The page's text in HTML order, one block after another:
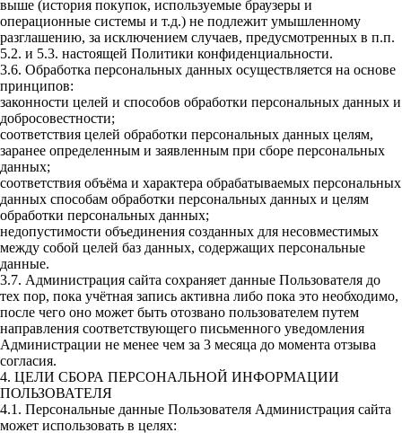
выше (история покупок, используемые браузеры и
операционные системы и т.д.) не подлежит умышленному
разглашению, за исключением случаев, предусмотренных в п.п.
5.2. и 5.3. настоящей Политики конфиденциальности.
3.6. Обработка персональных данных осуществляется на основе
принципов:
законности целей и способов обработки персональных данных и
добросовестности;
соответствия целей обработки персональных данных целям,
заранее определенным и заявленным при сборе персональных
данных;
соответствия объёма и характера обрабатываемых персональных
данных способам обработки персональных данных и целям
обработки персональных данных;
недопустимости объединения созданных для несовместимых
между собой целей баз данных, содержащих персональные
данные.
3.7. Администрация сайта сохраняет данные Пользователя до
тех пор, пока учётная запись активна либо пока это необходимо,
после чего оно может быть отозвано пользователем путем
направления соответствующего письменного уведомления
Администрации не менее чем за 3 месяца до момента отзыва
согласия.
4. ЦЕЛИ СБОРА ПЕРСОНАЛЬНОЙ ИНФОРМАЦИИ
ПОЛЬЗОВАТЕЛЯ
4.1. Персональные данные Пользователя Администрация сайта
может использовать в целях: